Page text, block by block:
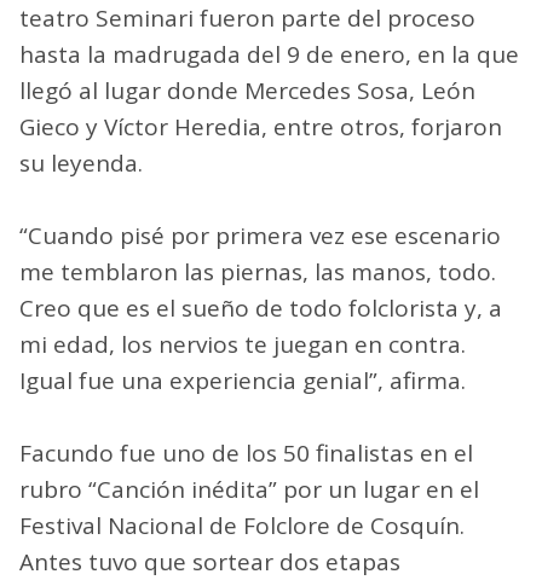
teatro Seminari fueron parte del proceso
hasta la madrugada del 9 de enero, en la que
llegó al lugar donde Mercedes Sosa, León
Gieco y Víctor Heredia, entre otros, forjaron
su leyenda.
“Cuando pisé por primera vez ese escenario
me temblaron las piernas, las manos, todo.
Creo que es el sueño de todo folclorista y, a
mi edad, los nervios te juegan en contra.
Igual fue una experiencia genial”, afirma.
Facundo fue uno de los 50 finalistas en el
rubro “Canción inédita” por un lugar en el
Festival Nacional de Folclore de Cosquín.
Antes tuvo que sortear dos etapas